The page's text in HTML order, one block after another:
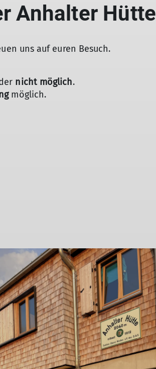
Anhalter Hütte
uns auf euren Besuch.
nicht möglich.
möglich.